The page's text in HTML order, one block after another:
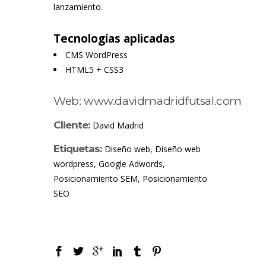
lanzamiento.
Tecnologías aplicadas
CMS WordPress
HTML5 + CSS3
Web: www.davidmadridfutsal.com
Cliente: David Madrid
Etiquetas: Diseño web, Diseño web
wordpress, Google Adwords,
Posicionamiento SEM, Posicionamiento
SEO